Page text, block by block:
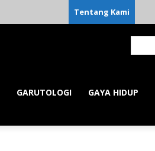
Tentang Kami
GARUTOLOGI GAYA HIDUP